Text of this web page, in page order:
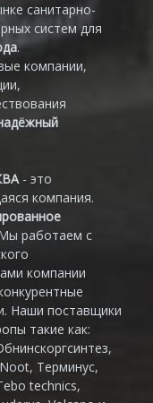
санитарно-
систем для
.
компании,
- это
компания.
работаем с
компании
Наши поставщики
такие как:
Терминус,
technics,